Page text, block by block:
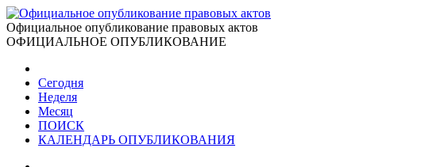
Официальное опубликование правовых актов
ОФИЦИАЛЬНОЕ ОПУБЛИКОВАНИЕ
Сегодня
Неделя
Месяц
ПОИСК
КАЛЕНДАРЬ ОПУБЛИКОВАНИЯ